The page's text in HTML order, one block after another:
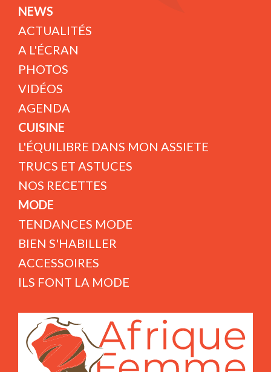
NEWS
ACTUALITÉS
A L'ÉCRAN
PHOTOS
VIDÉOS
AGENDA
CUISINE
L'ÉQUILIBRE DANS MON ASSIETE
TRUCS ET ASTUCES
NOS RECETTES
MODE
TENDANCES MODE
BIEN S'HABILLER
ACCESSOIRES
ILS FONT LA MODE